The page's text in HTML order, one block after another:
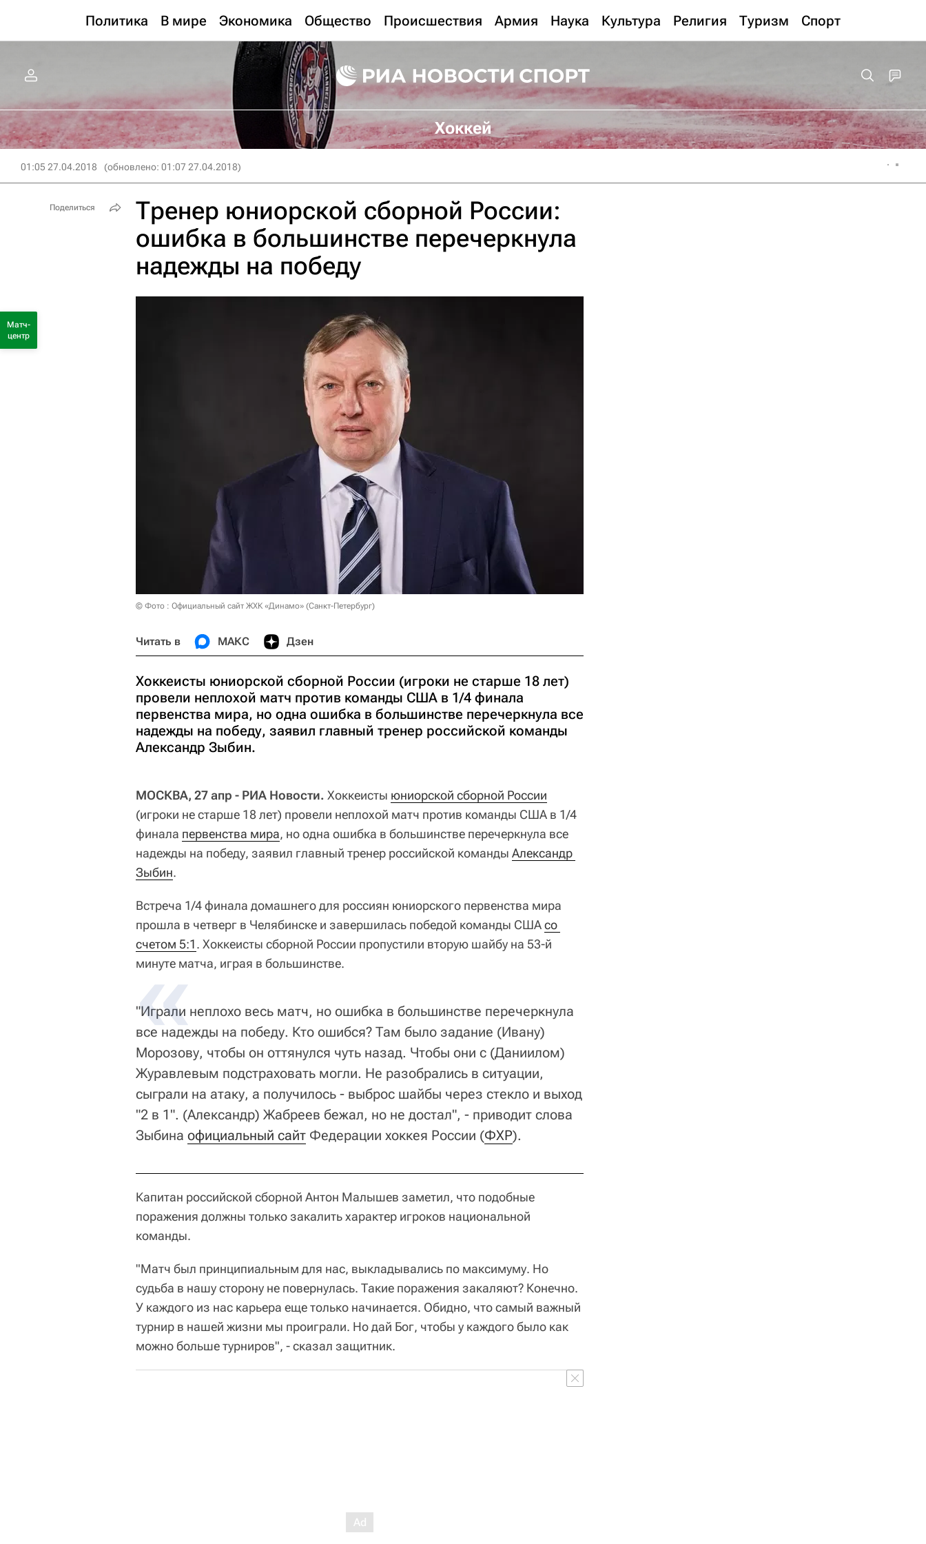
Политика В мире Экономика Общество Происшествия Армия Наука Культура Религия Туризм Спорт
Хоккей
01:05 27.04.2018 (обновлено: 01:07 27.04.2018)
Тренер юниорской сборной России:
ошибка в большинстве перечеркнула
надежды на победу
© Фото : Официальный сайт ЖХК «Динамо» (Санкт-Петербург)
Читать в МАКС Дзен
Хоккеисты юниорской сборной России (игроки не старше 18 лет)
провели неплохой матч против команды США в 1/4 финала
первенства мира, но одна ошибка в большинстве перечеркнула все
надежды на победу, заявил главный тренер российской команды
Александр Зыбин.
МОСКВА, 27 апр - РИА Новости. Хоккеисты юниорской сборной России
(игроки не старше 18 лет) провели неплохой матч против команды США в 1/4
финала первенства мира, но одна ошибка в большинстве перечеркнула все
надежды на победу, заявил главный тренер российской команды Александр
Зыбин.
Встреча 1/4 финала домашнего для россиян юниорского первенства мира
прошла в четверг в Челябинске и завершилась победой команды СШАсо
счетом 5:1. Хоккеисты сборной России пропустили вторую шайбу на 53-й
минуте матча, играя в большинстве.
"Играли неплохо весь матч, но ошибка в большинстве перечеркнула
все надежды на победу. Кто ошибся? Там было задание (Ивану)
Морозову, чтобы он оттянулся чуть назад. Чтобы они с (Даниилом)
Журавлевым подстраховать могли. Не разобрались в ситуации,
сыграли на атаку, а получилось - выброс шайбы через стекло и выход
"2 в 1". (Александр) Жабреев бежал, но не достал", - приводит слова
Зыбина официальный сайт Федерации хоккея России (ФХР).
Капитан российской сборной Антон Малышев заметил, что подобные
поражения должны только закалить характер игроков национальной
команды.
"Матч был принципиальным для нас, выкладывались по максимуму. Но
судьба в нашу сторону не повернулась. Такие поражения закаляют? Конечно.
У каждого из нас карьера еще только начинается. Обидно, что самый важный
турнир в нашей жизни мы проиграли. Но дай Бог, чтобы у каждого было как
можно больше турниров", - сказал защитник.
Поделиться
Матч-
центр